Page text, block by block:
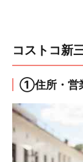
コストコ新
①住所・営